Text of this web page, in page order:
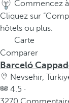
Commencez
Cliquez sur
hôtels ou plus.
Carte
Comparer
Barceló
Nevsehir,
4.5 ·